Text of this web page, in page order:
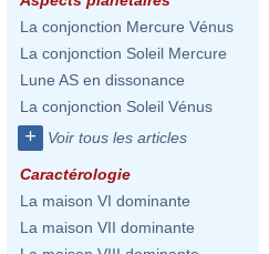
La conjonction Mercure Vénus
La conjonction Soleil Mercure
Lune AS en dissonance
La conjonction Soleil Vénus
+ Voir tous les articles
Caractérologie
La maison VI dominante
La maison VII dominante